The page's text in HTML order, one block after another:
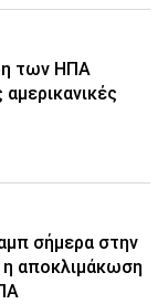
των ΗΠΑ
σήμερα στην
αποκλιμάκωση